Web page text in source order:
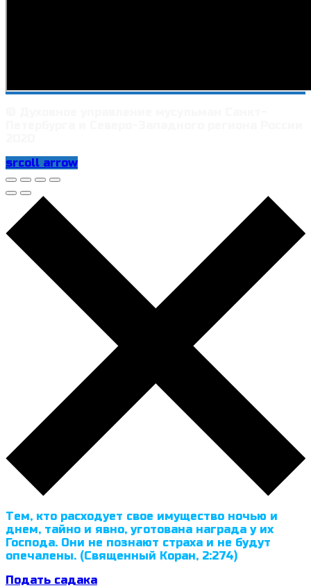
srcoll arrow
Тем, кто расходует свое имущество ночью и
днем, тайно и явно, уготована награда у их
Господа. Они не познают страха и не будут
опечалены. (Священный Коран, 2:274)
Подать садака